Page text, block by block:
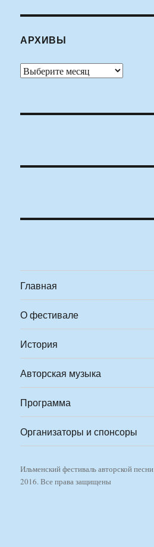
АРХИВЫ
Архивы
Главная
О фестивале
История
Авторская музыка
Программа
Организаторы и спонсоры
Ильменский фестиваль авторской песни
2016. Все права защищены